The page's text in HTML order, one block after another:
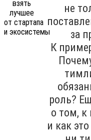
не
за
К
роль?
о том, к
и как